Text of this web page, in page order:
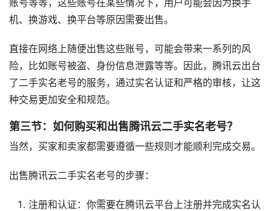
账号等等，这些账号在某些情况下，用户可能会因为换手
机、换游戏、换平台等原因需要出售。
直接在网络上随便出售这些账号，可能会带来一系列的风
险，比如账号被盗、身份信息泄露等等。因此，腾讯云出台
了二手实名老号的服务，通过实名认证和严格的审核，让这
种交易更加安全和规范。
第三节：如何购买和出售腾讯云二手实名老号？
当然，买家和卖家都需要遵循一些规则才能顺利完成交易。
出售腾讯云二手实名老号的步骤：
注册和认证：你需要在腾讯云平台上注册并完成实名认